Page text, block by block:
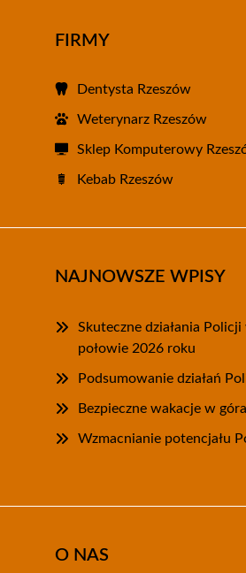
FIRMY
Dentysta Rzeszów
Weterynarz Rzeszów
Sklep Komputerowy
Kebab Rzeszów
NAJNOWSZE WPISY
Skuteczne działania
połowie 2026 roku
Podsumowanie działań
Bezpieczne wakacje w
Wzmacnianie potencjału
O NAS